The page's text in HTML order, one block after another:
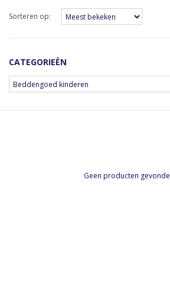
Sorteren op:
CATEGORIEËN
Geen producten